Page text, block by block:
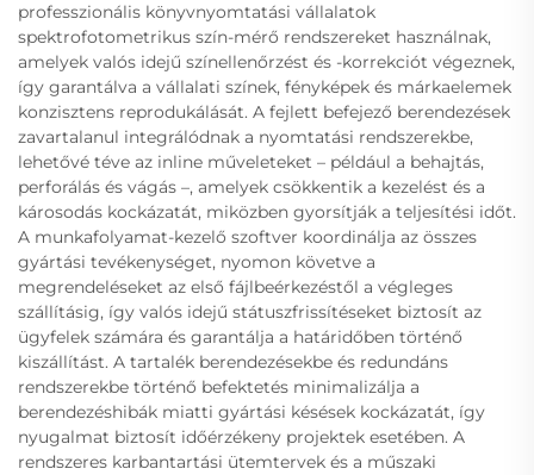
professzionális könyvnyomtatási vállalatok
spektrofotometrikus szín-mérő rendszereket használnak,
amelyek valós idejű színellenőrzést és -korrekciót végeznek,
így garantálva a vállalati színek, fényképek és márkaelemek
konzisztens reprodukálását. A fejlett befejező berendezések
zavartalanul integrálódnak a nyomtatási rendszerekbe,
lehetővé téve az inline műveleteket – például a behajtás,
perforálás és vágás –, amelyek csökkentik a kezelést és a
károsodás kockázatát, miközben gyorsítják a teljesítési időt.
A munkafolyamat-kezelő szoftver koordinálja az összes
gyártási tevékenységet, nyomon követve a
megrendeléseket az első fájlbeérkezéstől a végleges
szállításig, így valós idejű státuszfrissítéseket biztosít az
ügyfelek számára és garantálja a határidőben történő
kiszállítást. A tartalék berendezésekbe és redundáns
rendszerekbe történő befektetés minimalizálja a
berendezéshibák miatti gyártási késések kockázatát, így
nyugalmat biztosít időérzékeny projektek esetében. A
rendszeres karbantartási ütemtervek és a műszaki